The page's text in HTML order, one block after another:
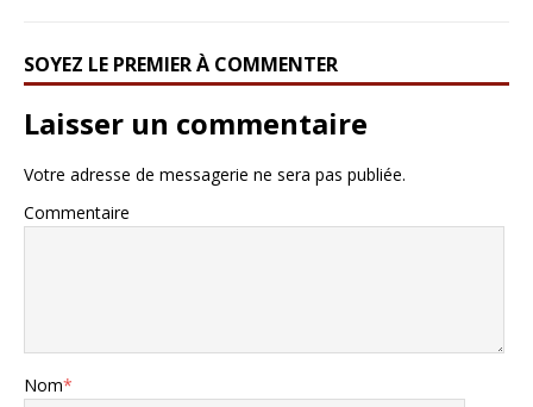
SOYEZ LE PREMIER À COMMENTER
Laisser un commentaire
Votre adresse de messagerie ne sera pas publiée.
Commentaire
Nom*